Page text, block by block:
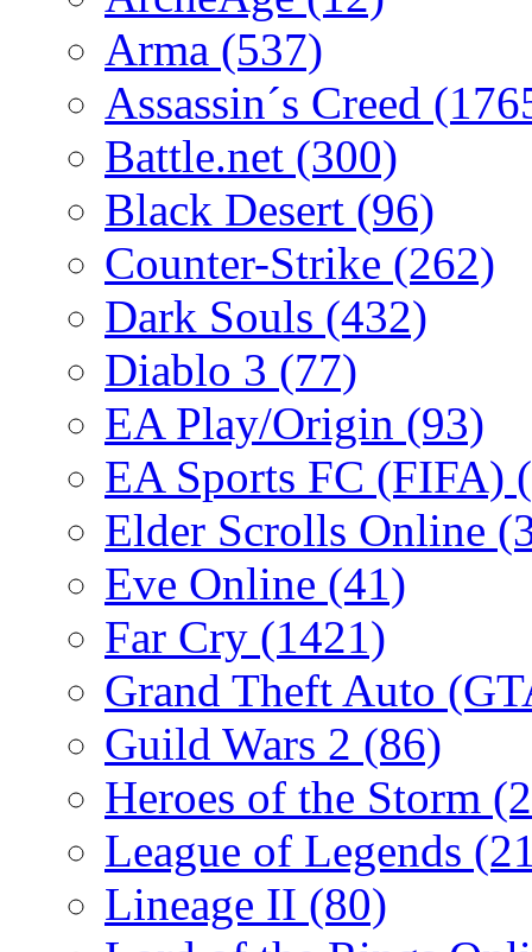
Arma (537)
Assassin´s Creed
Battle.net (300)
Black Desert (96)
Counter-Strike (262)
Dark Souls (432)
Diablo 3 (77)
EA Play/Origin (93)
EA Sports FC (FIFA)
Elder Scrolls Online
Eve Online (41)
Far Cry (1421)
Grand Theft Auto
Guild Wars 2 (86)
Heroes of the Storm
League of Legends
Lineage II (80)